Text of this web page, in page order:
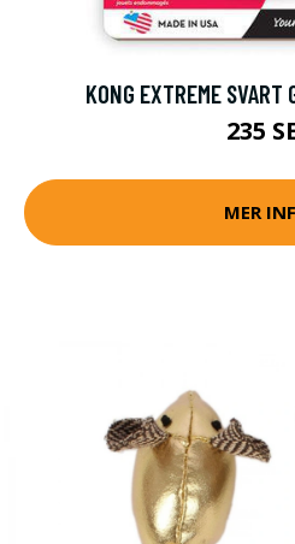
KONG EXTREME
235
MER